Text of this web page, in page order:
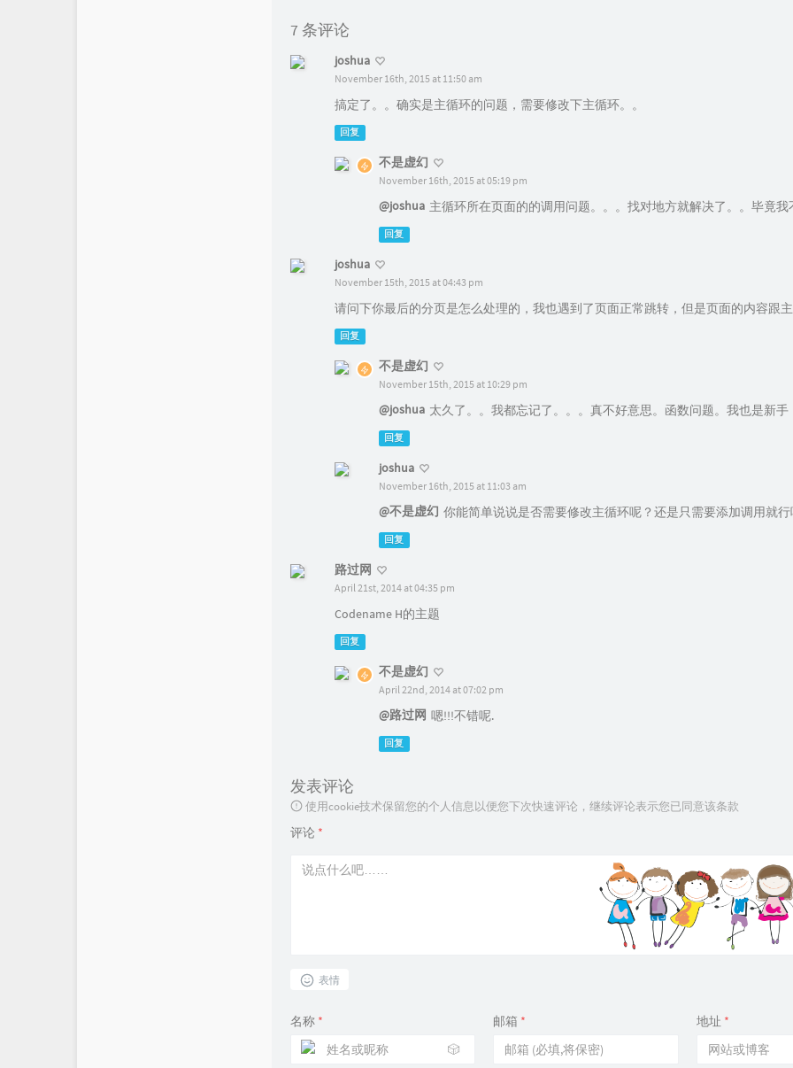
7 条评论
joshua
November 16th, 2015 at 11:50 am
搞定了。。确实是主循环的问题，需要修改下主循环。。
回复
不是虚幻
November 16th, 2015 at 05:19 pm
@joshua 主循环所在页面的的调用问题。。。找对地方就解决了。。毕竟我
回复
joshua
November 15th, 2015 at 04:43 pm
请问下你最后的分页是怎么处理的，我也遇到了页面正常跳转，但是页面的内容跟
回复
不是虚幻
November 15th, 2015 at 10:29 pm
@joshua 太久了。。我都忘记了。。。真不好意思。函数问题。我也是新手
回复
joshua
November 16th, 2015 at 11:03 am
@不是虚幻 你能简单说说是否需要修改主循环呢？还是只需要添加调用就
回复
路过网
April 21st, 2014 at 04:35 pm
Codename H的主题
回复
不是虚幻
April 22nd, 2014 at 07:02 pm
@路过网 嗯!!!不错呢.
回复
发表评论
使用cookie技术保留您的个人信息以便您下次快速评论，继续评论表示您已同意该条款
评论 *
表情
名称 *
🎲
邮箱 * 地址 *